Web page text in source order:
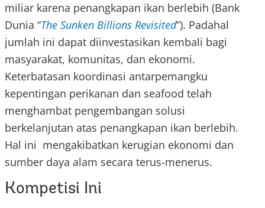
miliar karena penangkapan ikan berlebih (Bank
Dunia “The Sunken Billions Revisited”). Padahal
jumlah ini dapat diinvestasikan kembali bagi
masyarakat, komunitas, dan ekonomi.
Keterbatasan koordinasi antarpemangku
kepentingan perikanan dan seafood telah
menghambat pengembangan solusi
berkelanjutan atas penangkapan ikan berlebih.
Hal ini mengakibatkan kerugian ekonomi dan
sumber daya alam secara terus-menerus.
Kompetisi Ini